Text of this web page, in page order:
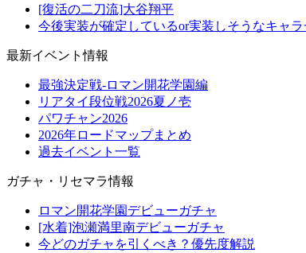
[復活の二刀流]大谷翔平
今後実装が確定しているor実装しそうなキャラ
最新イベント情報
最強決定戦-ロマン開花学園編
リアタイ段位戦2026夏ノ壱
パワチャン2026
2026年ロードマップまとめ
過去イベント一覧
ガチャ・リセマラ情報
ロマン開花学園デビューガチャ
[水着]泡瀬満里南デビューガチャ
今どのガチャを引くべき？優先度解説